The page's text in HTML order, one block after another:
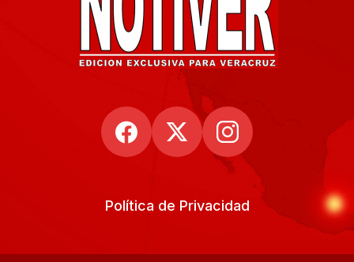
Política de Privacidad